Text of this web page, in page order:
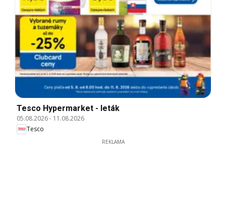
Tesco Hypermarket - leták
05.08.2026- 11.08.2026
Tesco
REKLAMA